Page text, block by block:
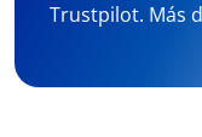
Trustpilot. Más